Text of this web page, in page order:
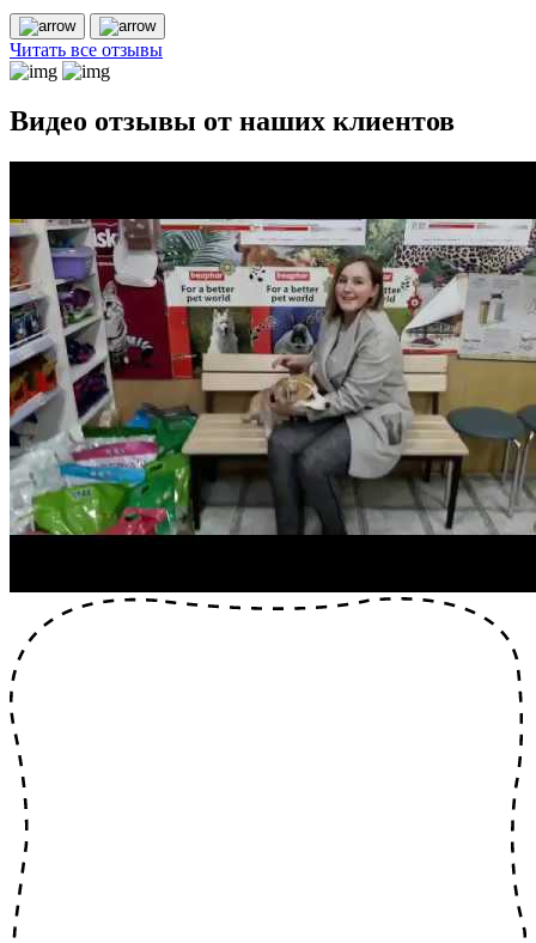
Читать все отзывы
Видео отзывы от наших клиентов